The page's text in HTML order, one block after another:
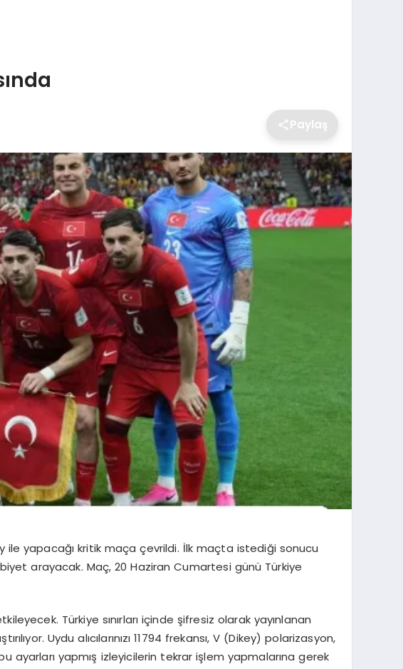
Paylaş
ile yapacağı kritik maça çevrildi. İlk maçta istediği sonucu
arayacak. Maç, 20 Haziran Cumartesi günü Türkiye
Türkiye sınırları içinde şifresiz olarak yayınlanan
Uydu alıcılarınızı 11794 frekansı, V (Dikey) polarizasyon,
ayarları yapmış izleyicilerin tekrar işlem yapmalarına gerek